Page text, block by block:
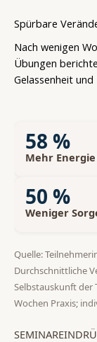
Spürbare
Nach wenigen
Übungen
Gelassenheit
58 %
Mehr Energie
50 %
Weniger
Quelle:
Durchschnittliche
Selbstauskunft der
Wochen Praxis;